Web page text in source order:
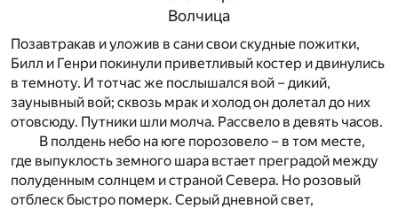
Волчица
Позавтракав и уложив в сани свои скудные пожитки,
Билл и Генри покинули приветливый костер и двинулись
в темноту. И тотчас же послышался вой – дикий,
заунывный вой; сквозь мрак и холод он долетал до них
отовсюду. Путники шли молча. Рассвело в девять часов.
В полдень небо на юге порозовело – в том месте,
где выпуклость земного шара встает преградой между
полуденным солнцем и страной Севера. Но розовый
отблеск быстро померк. Серый дневной свет,